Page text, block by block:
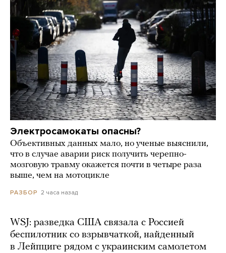
Электросамокаты опасны?
Объективных данных мало, но ученые выяснили,
что в случае аварии риск получить черепно-
мозговую травму окажется почти в четыре раза
выше, чем на мотоцикле
РАЗБОР 2 часа назад
WSJ: разведка США связала с Россией
беспилотник со взрывчаткой, найденный
в Лейпциге рядом с украинским самолетом